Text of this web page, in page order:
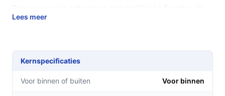
het leven van huisdiereigenaren vergemakkelijken:
camera om elk hoekje van de kamer in de gaten te
houden, zodat je geen enkele beweging mist.
Live camera beelden:
Bekijk in real-time wat je
Lees meer
Kernspecificaties
Voor binnen of buiten Voor binnen